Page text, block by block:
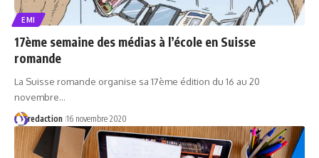
EMI
17ème semaine des médias à l’école en Suisse
romande
La Suisse romande organise sa 17ème édition du 16 au 20
novembre…
redaction 16 novembre 2020